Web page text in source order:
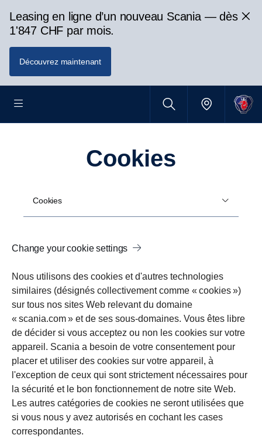
Leasing en ligne d’un nouveau Scania — dès
1'847 CHF par mois.
Découvrez maintenant
Cookies
Cookies
Change your cookie settings
Nous utilisons des cookies et d'autres technologies
similaires (désignés collectivement comme « cookies »)
sur tous nos sites Web relevant du domaine
« scania.com » et de ses sous-domaines. Vous êtes libre
de décider si vous acceptez ou non les cookies sur votre
appareil. Scania a besoin de votre consentement pour
placer et utiliser des cookies sur votre appareil, à
l'exception de ceux qui sont strictement nécessaires pour
la sécurité et le bon fonctionnement de notre site Web.
Les autres catégories de cookies ne seront utilisées que
si vous nous y avez autorisés en cochant les cases
correspondantes.